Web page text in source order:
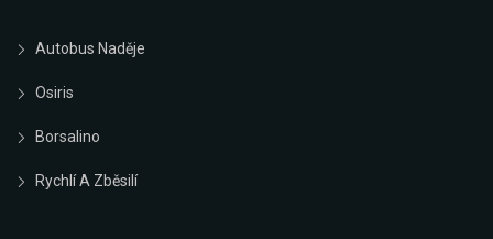
Autobus Naděje
Osiris
Borsalino
Rychlí A Zběsilí